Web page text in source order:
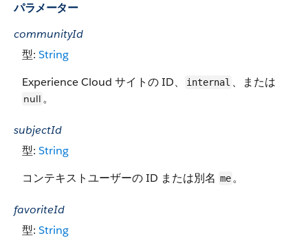
パラメーター
communityId
型: String
Experience Cloud サイトの ID、
internal 、または
null 。
subjectId
型: String
コンテキストユーザーの ID または別名 me。
favoriteId
型: String